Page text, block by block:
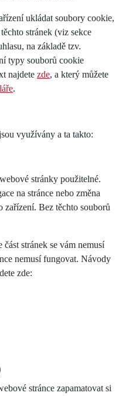
ukládat soubory cookie,
stránek (viz sekce
na základě tzv.
typy souborů cookie
najdete zde, a který můžete
.
využívány a ta takto:
stránky použitelné.
na stránce nebo změna
zařízení. Bez těchto souborů
stránek se vám nemusí
nemusí fungovat. Návody
zde:
stránce zapamatovat si